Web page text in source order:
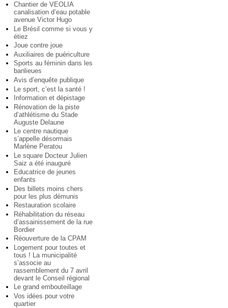
Chantier de VEOLIA
canalisation d’eau potable
avenue Victor Hugo
Le Brésil comme si vous y
étiez
Joue contre joue
Auxiliaires de puériculture
Sports au féminin dans les
banlieues
Avis d’enquête publique
Le sport, c’est la santé !
Information et dépistage
Rénovation de la piste
d’athlétisme du Stade
Auguste Delaune
Le centre nautique
s’appelle désormais
Marlène Peratou
Le square Docteur Julien
Saiz a été inauguré
Educatrice de jeunes
enfants
Des billets moins chers
pour les plus démunis
Restauration scolaire
Réhabilitation du réseau
d’assainissement de la rue
Bordier
Réouverture de la CPAM
Logement pour toutes et
tous ! La municipalité
s’associe au
rassemblement du 7 avril
devant le Conseil régional
Le grand embouteillage
Vos idées pour votre
quartier